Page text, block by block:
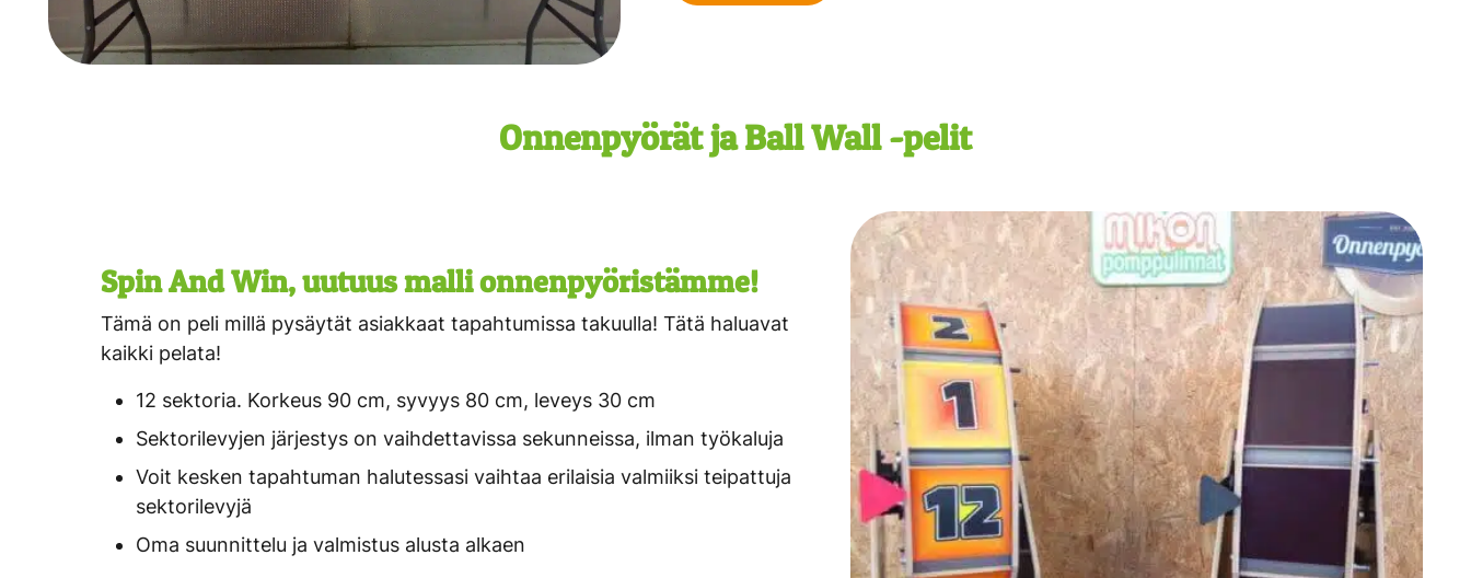
Onnenpyörät ja Ball Wall -pelit
Spin And Win, uutuus malli onnenpyöristämme!
Tämä on peli millä pysäytät asiakkaat tapahtumissa takuulla! Tätä haluavat
kaikki pelata!
12 sektoria. Korkeus 90 cm, syvyys 80 cm, leveys 30 cm
Sektorilevyjen järjestys on vaihdettavissa sekunneissa, ilman työkaluja
Voit kesken tapahtuman halutessasi vaihtaa erilaisia valmiiksi teipattuja
sektorilevyjä
Oma suunnittelu ja valmistus alusta alkaen